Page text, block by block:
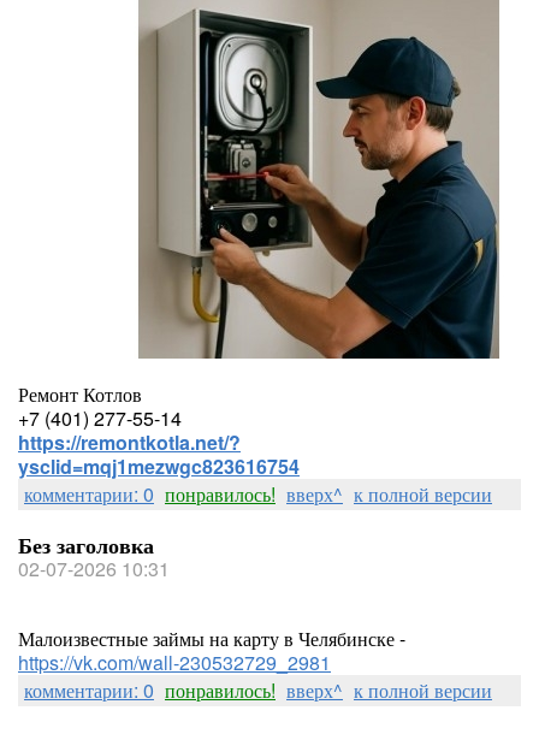
Ремонт Котлов
+7 (401) 277-55-14
https://remontkotla.net/?
ysclid=mqj1mezwgc823616754
комментарии: 0 понравилось! вверх^ к полной версии
Без заголовка
02-07-2026 10:31
Малоизвестные займы на карту в Челябинске -
https://vk.com/wall-230532729_2981
комментарии: 0 понравилось! вверх^ к полной версии